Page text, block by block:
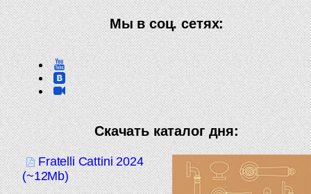
Мы в соц. сетях:
Скачать каталог дня:
Fratelli Cattini 2024
(~12Mb)